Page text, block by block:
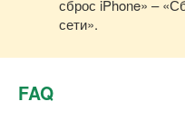
сброс iPhone» –
сети».
FAQ